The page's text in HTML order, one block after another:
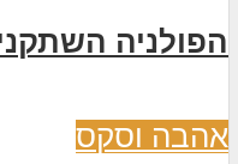
הפולניה
אהבה וסקס